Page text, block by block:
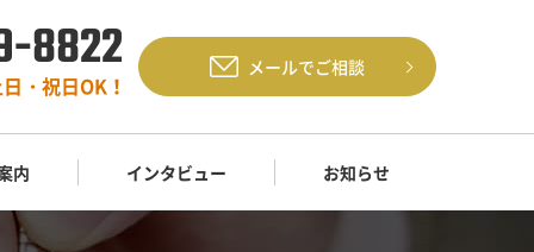
8822
・祝日OK！
メールでご相談
内 インタビュー お知らせ